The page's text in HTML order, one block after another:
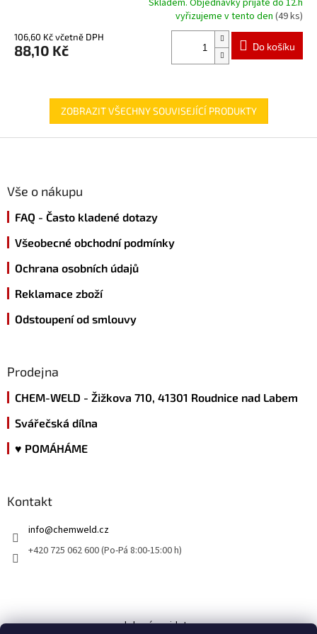
produktu
je
Skladem. Objednávky přijaté do 12.h
vyřizujeme v tento den(49 ks)
106,60 Kč včetně DPH
88,10 Kč Do košíku
ZOBRAZIT VŠECHNY SOUVISEJÍCÍ PRODUKTY
Vše o nákupu
FAQ - Často kladené dotazy
Všeobecné obchodní podmínky
Ochrana osobních údajů
Reklamace zboží
Odstoupení od smlouvy
Prodejna
CHEM-WELD - Žižkova 710, 41301 Roudnice nad Labem
Svářečská dílna
♥ POMÁHÁME
Kontakt
info@chemweld.cz
+420 725 062 600 (Po-Pá 8:00-15:00 h)
kde nás najdete